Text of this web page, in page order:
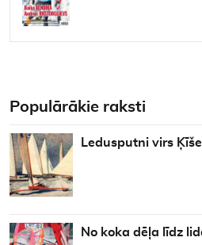
Populārākie raksti
Ledusputni virs
No koka dēļa līdz